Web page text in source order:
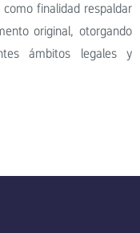
finalidad respaldar
original, otorgando
ámbitos legales y